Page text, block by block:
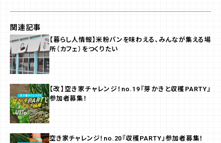
関連記事
【暮らし人情報】米粉パンを味わえる、みんなが集える場
所（カフェ）をつくりたい
【改】空き家チャレンジ！no.19『芽かきと収穫PARTY』
参加者募集！
空き家チャレンジ！no.20『収穫PARTY』参加者募集！